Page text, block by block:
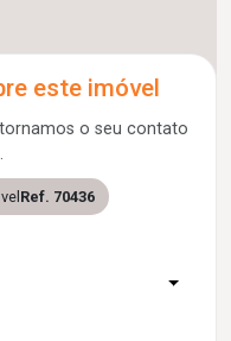
este imóvel
o seu contato
Ref. 70436